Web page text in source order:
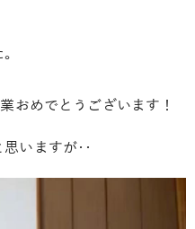
めでとうございます！
思いますが‥